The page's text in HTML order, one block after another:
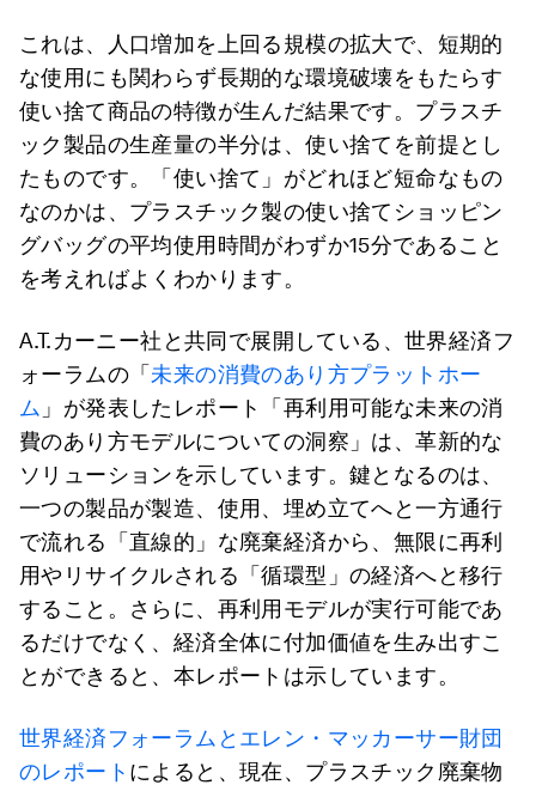
これは、人口増加を上回る規模の拡大で、短期的
な使用にも関わらず長期的な環境破壊をもたらす
使い捨て商品の特徴が生んだ結果です。プラスチ
ック製品の生産量の半分は、使い捨てを前提とし
たものです。「使い捨て」がどれほど短命なもの
なのかは、プラスチック製の使い捨てショッピン
グバッグの平均使用時間がわずか15分であること
を考えればよくわかります。
A.T.カーニー社と共同で展開している、世界経済フ
ォーラムの「 未来の消費のあり方プラットホー
ム 」が発表したレポート「再利用可能な未来の消
費のあり方モデルについての洞察」は、革新的な
ソリューションを示しています。鍵となるのは、
一つの製品が製造、使用、埋め立てへと一方通行
で流れる「直線的」な廃棄経済から、無限に再利
用やリサイクルされる「循環型」の経済へと移行
すること。さらに、再利用モデルが実行可能であ
るだけでなく、経済全体に付加価値を生み出すこ
とができると、本レポートは示しています。
世界経済フォーラムとエレン・マッカーサー財団
のレポート によると、現在、プラスチック廃棄物